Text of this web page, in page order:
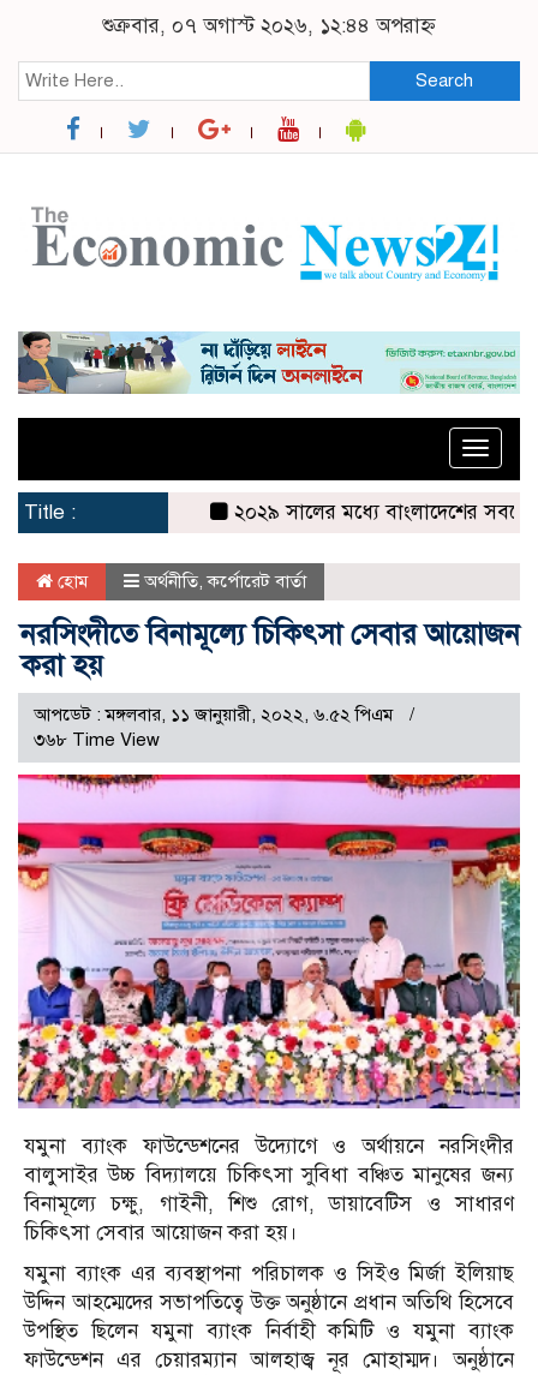
শুক্রবার, ০৭ অগাস্ট ২০২৬, ১২:৪৪ অপরাহ্ন
Search
Toggle
Title :
২০২৯ সালের মধ্যে বাংলাদেশের সবচেয়ে
হোম অর্থনীতি ,কর্পোরেট বার্তা
নরসিংদীতে বিনামূল্যে চিকিৎসা সেবার আয়োজন
করা হয়
আপডেট : মঙ্গলবার, ১১ জানুয়ারী, ২০২২, ৬.৫২ পিএম
৩৬৮ Time View
যমুনা ব্যাংক ফাউন্ডেশনের উদ্যোগে ও অর্থায়নে নরসিংদীর
বালুসাইর উচ্চ বিদ্যালয়ে চিকিৎসা সুবিধা বঞ্চিত মানুষের জন্য
বিনামূল্যে চক্ষু, গাইনী, শিশু রোগ, ডায়াবেটিস ও সাধারণ
চিকিৎসা সেবার আয়োজন করা হয়।
যমুনা ব্যাংক এর ব্যবস্থাপনা পরিচালক ও সিইও মির্জা ইলিয়াছ
উদ্দিন আহম্মেদের সভাপতিত্বে উক্ত অনুষ্ঠানে প্রধান অতিথি হিসেবে
উপস্থিত ছিলেন যমুনা ব্যাংক নির্বাহী কমিটি ও যমুনা ব্যাংক
ফাউন্ডেশন এর চেয়ারম্যান আলহাজ্ব নূর মোহাম্মদ। অনুষ্ঠানে